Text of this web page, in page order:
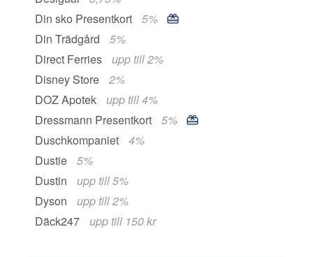
Din sko Presentkort
5%
Din Trädgård
5%
Direct Ferries
upp till 2%
Disney Store
2%
DOZ Apotek
upp till 4%
Dressmann Presentkort
5%
Duschkompaniet
4%
Dustie
5%
Dustin
upp till 5%
Dyson
upp till 2%
Däck247
upp till 150 kr